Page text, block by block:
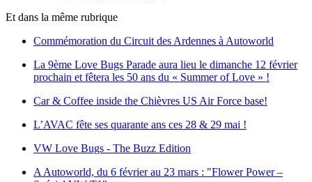
Et dans la même rubrique
Commémoration du Circuit des Ardennes à Autoworld
La 9ème Love Bugs Parade aura lieu le dimanche 12 février
prochain et fêtera les 50 ans du « Summer of Love » !
Car & Coffee inside the Chièvres US Air Force base!
L’AVAC fête ses quarante ans ces 28 & 29 mai !
VW Love Bugs - The Buzz Edition
A Autoworld, du 6 février au 23 mars : "Flower Power –